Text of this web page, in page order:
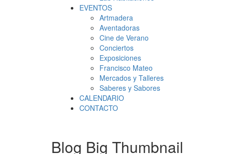
EVENTOS
Artmadera
Aventadoras
Cine de Verano
Conciertos
Exposiciones
Francisco Mateo
Mercados y Talleres
Saberes y Sabores
CALENDARIO
CONTACTO
Blog Big Thumbnail